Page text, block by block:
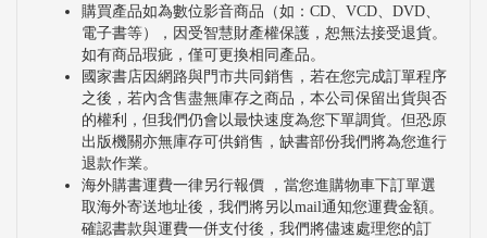
購買產品如為數位影音商品（如：CD、VCD、DVD、
電子書等），因受智慧財產權保護，恕無法接受退貨。
如有商品瑕疵，僅可更換相同產品。
國家書店因網路與門市共同銷售，若在您完成訂單程序
之後，若內含售盡無庫存之商品，本公司保留出貨與否
的權利，但我們仍會以最快速度為您下單調貨。但恐原
出版機關亦無庫存可供銷售，缺書部份我們將為您進行
退款作業。
海外購書運費一律另行報價 ，當您進購物車下訂單選
取海外寄送地址後，我們將另以mail通知您運費金額。
確認書款與運費一併支付後，我們將儘速處理您的訂